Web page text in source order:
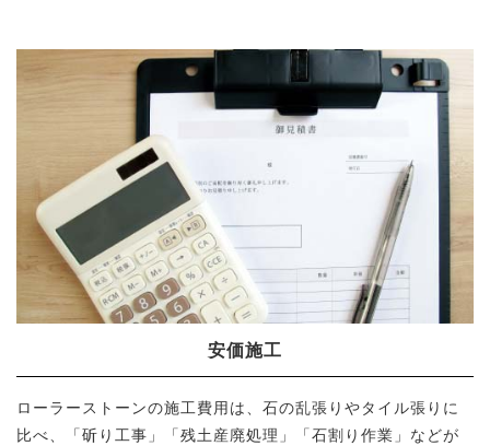
安価施工
ローラーストーンの施工費用は、石の乱張りやタイル張りに
比べ、「斫り工事」「残土産廃処理」「石割り作業」などが